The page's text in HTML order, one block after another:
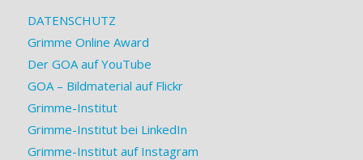
DATENSCHUTZ
Grimme Online Award
Der GOA auf YouTube
GOA – Bildmaterial auf Flickr
Grimme-Institut
Grimme-Institut bei LinkedIn
Grimme-Institut auf Instagram